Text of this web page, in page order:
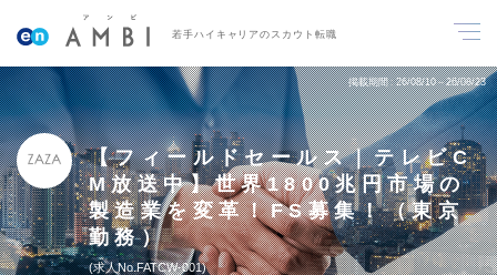
若手ハイキャリアのスカウト転職
掲載期間 26/08/10～26/08/23
【フィールドセールス｜テレビC
M放送中】世界1800兆円市場の
製造業を変革！FS募集！（東京
勤務）
求人No.FATCW-001